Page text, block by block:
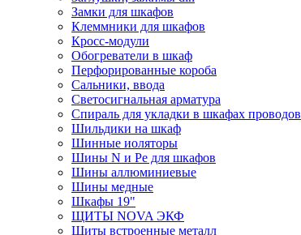
Замки для шкафов
Клеммники для шкафов
Кросс-модули
Обогреватели в шкаф
Перфорированные короба
Сальники, ввода
Светосигнальная арматура
Спираль для укладки в шкафах проводов
Шильдики на шкаф
Шинные иоляторы
Шины N и Pe для шкафов
Шины аллюминиевые
Шины медные
Шкафы 19"
ЩИТЫ NOVA ЭКФ
Щиты встроенные металл